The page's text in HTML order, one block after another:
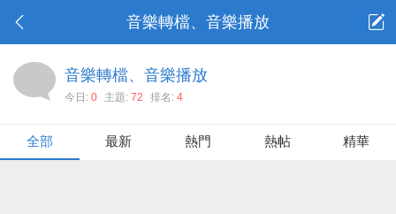
音樂轉檔、音樂播放
音樂轉檔、音樂播放
今日: 0 主題: 72 排名: 4
全部 最新 熱門 熱帖 精華